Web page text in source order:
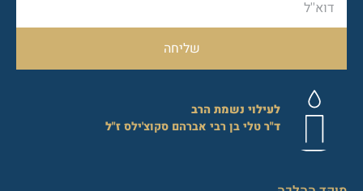
שליחה
לעילוי נשמת הרב
ד"רטלי בן רבי אברהם סקוצ'ילסז"ל